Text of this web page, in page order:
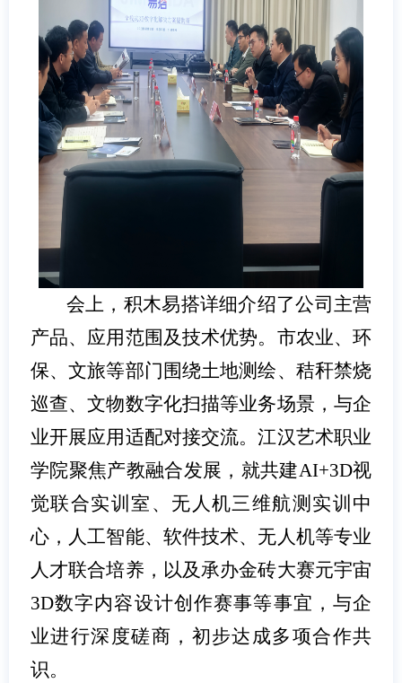
会上，积木易搭详细介绍了公司主营
产品、应用范围及技术优势。市农业、环
保、文旅等部门围绕土地测绘、秸秆禁烧
巡查、文物数字化扫描等业务场景，与企
业开展应用适配对接交流。江汉艺术职业
学院聚焦产教融合发展，就共建AI+3D视
觉联合实训室、无人机三维航测实训中
心，人工智能、软件技术、无人机等专业
人才联合培养，以及承办金砖大赛元宇宙
3D数字内容设计创作赛事等事宜，与企
业进行深度磋商，初步达成多项合作共
识。